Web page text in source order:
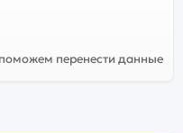
перенести данные